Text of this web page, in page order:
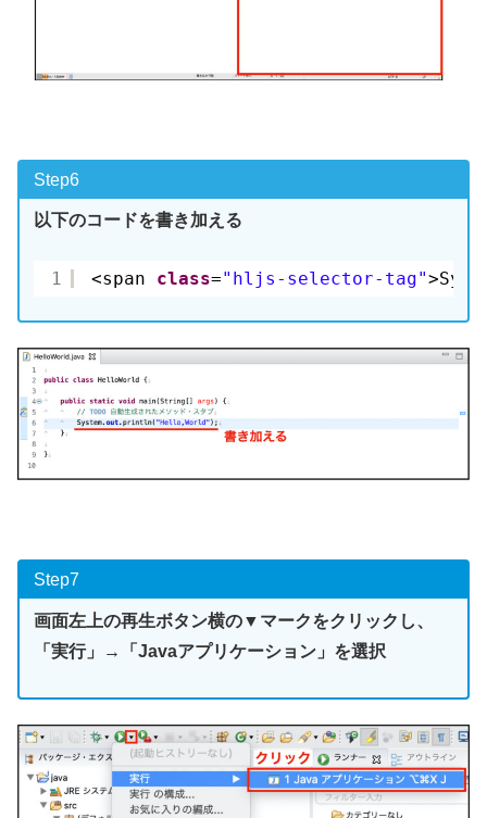
Step6
以下のコードを書き加える
1 <span class="hljs-selector-tag"
Step7
画面左上の再生ボタン横の▼マークをクリックし、
「実行」→「Javaアプリケーション」を選択